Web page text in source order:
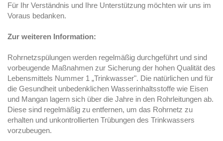
Für Ihr Verständnis und Ihre Unterstützung möchten wir uns im
Voraus bedanken.
Zur weiteren Information:
Rohrnetzspülungen werden regelmäßig durchgeführt und sind
vorbeugende Maßnahmen zur Sicherung der hohen Qualität des
Lebensmittels Nummer 1 „Trinkwasser". Die natürlichen und für
die Gesundheit unbedenklichen Wasserinhaltsstoffe wie Eisen
und Mangan lagern sich über die Jahre in den Rohrleitungen ab.
Diese sind regelmäßig zu entfernen, um das Rohrnetz zu
erhalten und unkontrollierten Trübungen des Trinkwassers
vorzubeugen.